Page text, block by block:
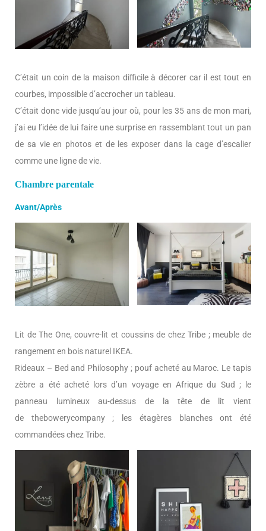
C’était un coin de la maison difficile à décorer car il est tout en
courbes, impossible d’accrocher un tableau.
C’était donc vide jusqu’au jour où, pour les 35 ans de mon mari,
j’ai eu l’idée de lui faire une surprise en rassemblant tout un pan
de sa vie en photos et de les exposer dans la cage d’escalier
comme une ligne de vie.
Chambre parentale
Avant/Après
Lit de The One, couvre-lit et coussins de chez Tribe ; meuble de
rangement en bois naturel IKEA.
Rideaux – Bed and Philosophy ; pouf acheté au Maroc. Le tapis
zèbre a été acheté lors d’un voyage en Afrique du Sud ; le
panneau lumineux au-dessus de la tête de lit vient
de thebowerycompany ; les étagères blanches ont été
commandées chez Tribe.